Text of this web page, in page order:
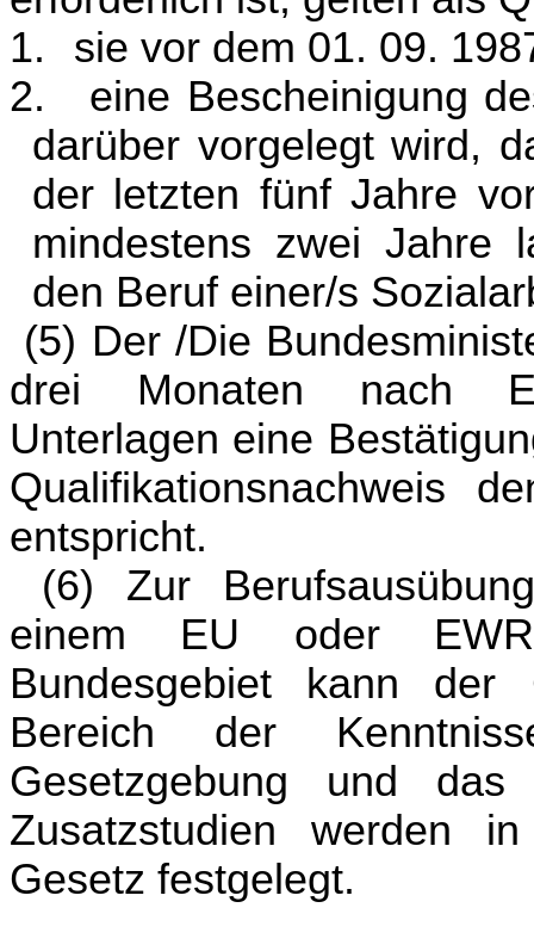
1.
sie vor dem 01. 09.
2.
eine Bescheinigung
darüber vorgelegt wird,
der letzten fünf Jahre
mindestens zwei Jahre
den Beruf einer/s
(5) Der /Die
drei Monaten nach
Unterlagen eine
Qualifikationsnachweis
entspricht.
(6) Zur
einem EU oder
Bundesgebiet kann der
Bereich der
Gesetzgebung und das
Zusatzstudien werden
Gesetz festgelegt.